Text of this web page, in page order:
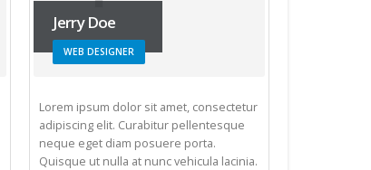
Jerry Doe
WEB DESIGNER
Lorem ipsum dolor sit amet, consectetur
adipiscing elit. Curabitur pellentesque
neque eget diam posuere porta.
Quisque ut nulla at nunc vehicula lacinia.